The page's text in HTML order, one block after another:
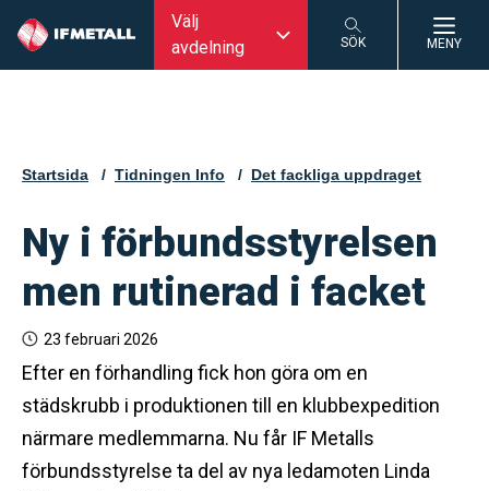
Välj
avdelning
SÖK MENY
Startsida Tidningen Info Det fackliga uppdraget
Ny i förbundsstyrelsen
men rutinerad i facket
23 februari 2026
Efter en förhandling fick hon göra om en
städskrubb i produktionen till en klubbexpedition
närmare medlemmarna. Nu får IF Metalls
förbundsstyrelse ta del av nya ledamoten Linda